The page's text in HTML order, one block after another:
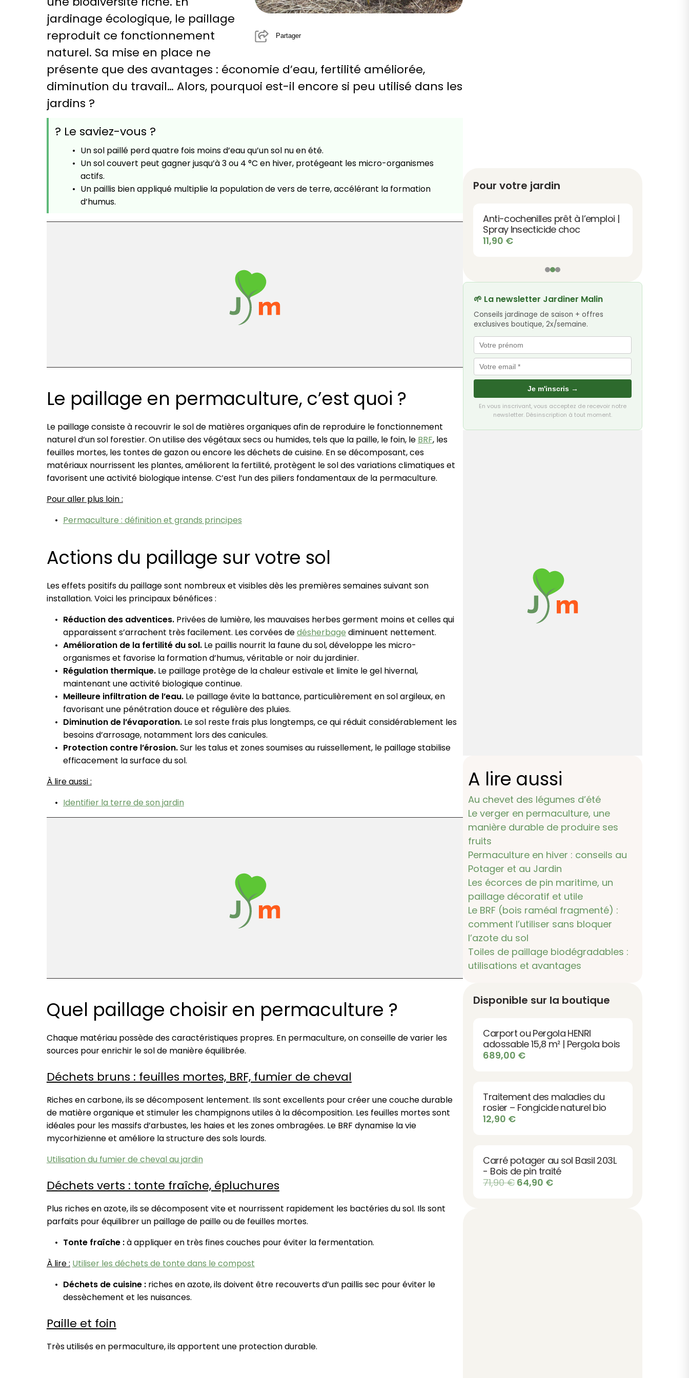
Partager
jardinage écologique, le paillage
reproduit ce fonctionnement
naturel. Sa mise en place ne
présente que des avantages : économie d’eau, fertilité améliorée,
diminution du travail… Alors, pourquoi est-il encore si peu utilisé dans les
jardins ?
? Le saviez-vous ?
Un sol paillé perd quatre fois moins d’eau qu’un sol nu en été.
Un sol couvert peut gagner jusqu’à 3 ou 4 °C en hiver, protégeant les micro-organismes
actifs.
Un paillis bien appliqué multiplie la population de vers de terre, accélérant la formation
d’humus.
Le paillage en permaculture, c’est quoi ?
Le paillage consiste à recouvrir le sol de matières organiques afin de reproduire le fonctionnement
naturel d’un sol forestier. On utilise des végétaux secs ou humides, tels que la paille, le foin, le BRF, les
feuilles mortes, les tontes de gazon ou encore les déchets de cuisine. En se décomposant, ces
matériaux nourrissent les plantes, améliorent la fertilité, protègent le sol des variations climatiques et
favorisent une activité biologique intense. C’est l’un des piliers fondamentaux de la permaculture.
Pour aller plus loin :
Permaculture : définition et grands principes
Actions du paillage sur votre sol
Les effets positifs du paillage sont nombreux et visibles dès les premières semaines suivant son
installation. Voici les principaux bénéfices :
Réduction des adventices.Privées de lumière, les mauvaises herbes germent moins et celles qui
apparaissent s’arrachent très facilement. Les corvées dedésherbage diminuent nettement.
Amélioration de la fertilité du sol.Le paillis nourrit la faune du sol, développe les micro-
organismes et favorise la formation d’humus, véritable or noir du jardinier.
Régulation thermique.Le paillage protège de la chaleur estivale et limite le gel hivernal,
maintenant une activité biologique continue.
Meilleure infiltration de l’eau.Le paillage évite la battance, particulièrement en sol argileux, en
favorisant une pénétration douce et régulière des pluies.
Diminution de l’évaporation.Le sol reste frais plus longtemps, ce qui réduit considérablement les
besoins d’arrosage, notamment lors des canicules.
Protection contre l’érosion.Sur les talus et zones soumises au ruissellement, le paillage stabilise
efficacement la surface du sol.
À lire aussi :
Identifier la terre de son jardin
Quel paillage choisir en permaculture ?
Chaque matériau possède des caractéristiques propres. En permaculture, on conseille de varier les
sources pour enrichir le sol de manière équilibrée.
Déchets bruns : feuilles mortes, BRF, fumier de cheval
Riches en carbone, ils se décomposent lentement. Ils sont excellents pour créer une couche durable
de matière organique et stimuler les champignons utiles à la décomposition. Les feuilles mortes sont
idéales pour les massifs d’arbustes, les haies et les zones ombragées. Le BRF dynamise la vie
mycorhizienne et améliore la structure des sols lourds.
Utilisation du fumier de cheval au jardin
Déchets verts : tonte fraîche, épluchures
Plus riches en azote, ils se décomposent vite et nourrissent rapidement les bactéries du sol. Ils sont
parfaits pour équilibrer un paillage de paille ou de feuilles mortes.
Tonte fraîche :à appliquer en très fines couches pour éviter la fermentation.
À lire : Utiliser les déchets de tonte dans le compost
Déchets de cuisine :riches en azote, ils doivent être recouverts d’un paillis sec pour éviter le
dessèchement et les nuisances.
Paille et foin
Très utilisés en permaculture, ils apportent une protection durable.
Pour votre jardin
Anti-cochenilles prêt à l’emploi |
Spray Insecticide choc
11,90 €
🌱 La newsletter Jardiner Malin
Conseils jardinage de saison + offres
exclusives boutique, 2x/semaine.
Je m'inscris →
En vous inscrivant, vous acceptez de recevoir notre
newsletter. Désinscription à tout moment.
A lire aussi
Au chevet des légumes d’été
Le verger en permaculture, une
manière durable de produire ses
fruits
Permaculture en hiver : conseils au
Potager et au Jardin
Les écorces de pin maritime, un
paillage décoratif et utile
Le BRF (bois raméal fragmenté) :
comment l’utiliser sans bloquer
l’azote du sol
Toiles de paillage biodégradables :
utilisations et avantages
Disponible sur la boutique
Carport ou Pergola HENRI
adossable 15,8 m² | Pergola bois
689,00 €
Traitement des maladies du
rosier – Fongicide naturel bio
12,90 €
Carré potager au sol Basil 203L
- Bois de pin traité
71,90€Le
64,90 €Le